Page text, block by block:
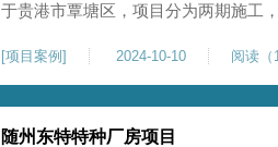
于贵港市覃塘区，项目分为两期施工
夯和普通强夯施工两种施工模式。为
台位置地基进行置换加强夯，其他区
[项目案例 ] 2024-10-10 阅读（
随州东特特种厂房项目